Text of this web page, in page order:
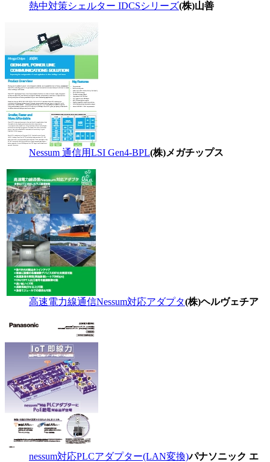
熱中対策シェルター IDCSシリーズ(株)山善
Nessum 通信用LSI Gen4-BPL(株)メガチップス
高速電力線通信Nessum対応アダプタ(株)ヘルヴェチア
nessum対応PLCアダプター(LAN変換)パナソニック エ